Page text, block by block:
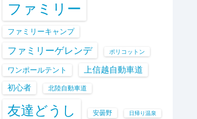
ファミリー
ファミリーキャンプ
ファミリーゲレンデ ポリコットン
ワンポールテント 上信越自動車道
初心者 北陸自動車道
友達どうし 安曇野 日帰り温泉